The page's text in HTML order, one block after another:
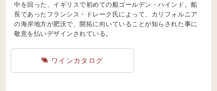
中を回った、イギリスで初めての船ゴールデン・ハインド。船
長であったフランシス・ドレーク氏によって、カリフォルニア
の海岸地方が肥沃で、開拓に向いていることが知らされた事に
敬意を払いデザインされている。
ワインカタログ